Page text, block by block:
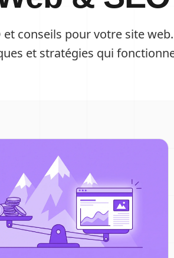
et conseils pour votre site
et stratégies qui